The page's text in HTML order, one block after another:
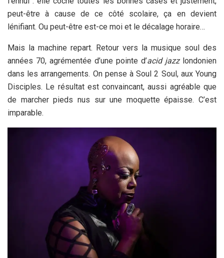
peut-être à cause de ce côté scolaire, ça en devient
lénifiant. Ou peut-être est-ce moi et le décalage horaire…
Mais la machine repart. Retour vers la musique soul des
années 70, agrémentée d’une pointe d’acid jazz londonien
dans les arrangements. On pense à Soul 2 Soul, aux Young
Disciples. Le résultat est convaincant, aussi agréable que
de marcher pieds nus sur une moquette épaisse. C’est
imparable.